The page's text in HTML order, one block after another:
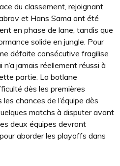
du classement, rejoignant
et Hans Sama ont été
en phase de lane, tandis que
solide en jungle. Pour
défaite consécutive fragilise
n’a jamais réellement réussi à
partie. La botlane
dès les premières
chances de l’équipe dès
matchs à disputer avant
deux équipes devront
aborder les playoffs dans